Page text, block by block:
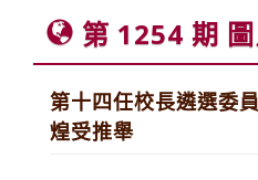
第 1254 期
第十四任校長遴選委
煌受推舉